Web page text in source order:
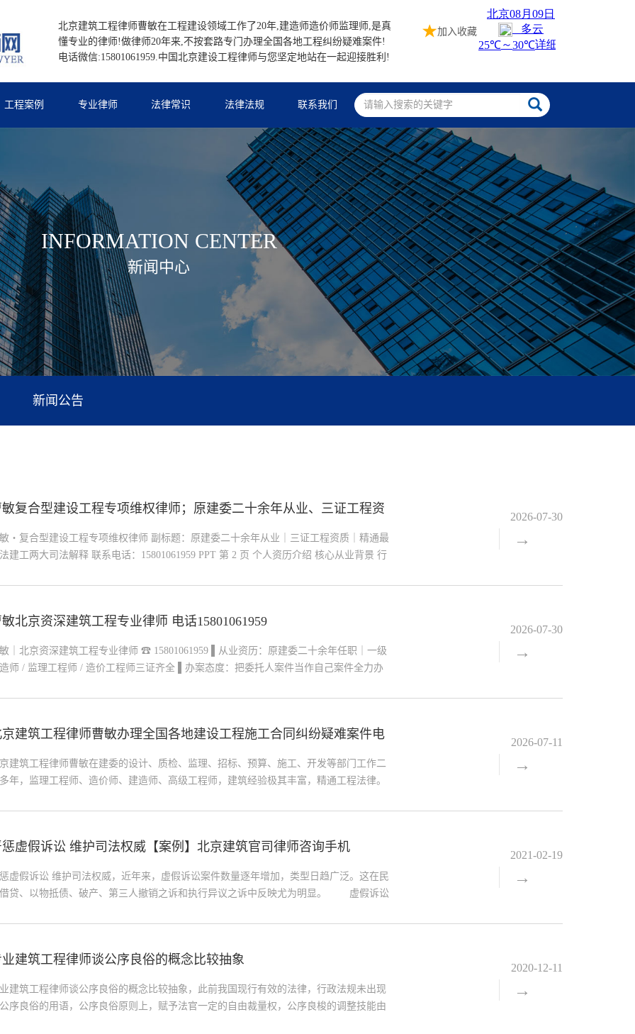
北京建筑工程律师曹敏在工程建设领域工作了20年,建造师造价师监理师,是真
懂专业的律师!做律师20年来,不按套路专门办理全国各地工程纠纷疑难案件!
电话微信:15801061959.中国北京建设工程律师与您坚定地站在一起迎接胜利!
加入收藏
工程案例 专业律师 法律常识 法律法规 联系我们
INFORMATION CENTER
新闻中心
新闻公告
敏复合型建设工程专项维权律师；原建委二十余年从业、三证工程资
、精通最高法建工两大司法解释、联系电话：15801061959。
・复合型建设工程专项维权律师 副标题：原建委二十余年从业｜三证工程资质｜精通最
建工两大司法解释 联系电话：15801061959 PPT 第 2 页 个人资历介绍 核心从业背景 行
则 工程资质：三证齐全 —— 注册一级建造师、注册监理工程师、一级造价工程师 人才
执业理念与办案操守 办案初心 把
2026-07-30
→
敏北京资深建筑工程专业律师 电话15801061959
｜北京资深建筑工程专业律师 ☎ 15801061959 ▌从业资历：原建委二十余年任职｜一级
师 / 监理工程师 / 造价工程师三证齐全 ▌办案态度：把委托人案件当作自己案件全力办
程施工合同司法解释一、司法解释二，诉讼实战经验非常丰富 ▌执业底线：为人正直、
讼 一审 / 二审 / 再审 / 检察抗诉，冤假错案、枉
2026-07-30
→
建筑工程律师曹敏办理全国各地建设工程施工合同纠纷疑难案件电
建筑工程律师曹敏在建委的设计、质检、监理、招标、预算、施工、开发等部门工作二
年，监理工程师、造价师、建造师、高级工程师，建筑经验极其丰富，精通工程法律。
目及最高人民法院再审案件，系全国建设工程领域权威专家。 业务涵盖：施工合同效力
增项价款认定； 擅长处理工程质量、分包纠纷、劳务欠款、建材货款、保证金返还、索
2026-07-11
→
惩虚假诉讼 维护司法权威【案例】北京建筑官司律师咨询手机
虚假诉讼 维护司法权威，近年来，虚假诉讼案件数量逐年增加，类型日趋广泛。这在民
贷、以物抵债、破产、第三人撤销之诉和执行异议之诉中反映尤为明显。 虚假诉讼
法公信力，破坏了社会诚信，人民群众反映强烈。 为治理虚假诉讼乱象，最高人民
保障当事人合法权益，维护司法权威，助力社会诚信体系建设。 摸清虚假诉讼的现
2021-02-19
→
业建筑工程律师谈公序良俗的概念比较抽象
建筑工程律师谈公序良俗的概念比较抽象，此前我国现行有效的法律，行政法规未出现
序良俗的用语，公序良俗原则上，赋予法官一定的自由裁量权，公序良梭的调整技能由
2020-12-11
→